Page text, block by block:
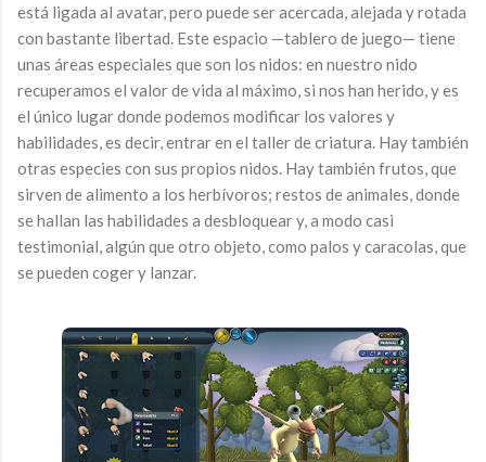
está ligada al avatar, pero puede ser acercada, alejada y rotada
con bastante libertad. Este espacio —tablero de juego— tiene
unas áreas especiales que son los nidos: en nuestro nido
recuperamos el valor de vida al máximo, si nos han herido, y es
el único lugar donde podemos modificar los valores y
habilidades, es decir, entrar en el taller de criatura. Hay también
otras especies con sus propios nidos. Hay también frutos, que
sirven de alimento a los herbívoros; restos de animales, donde
se hallan las habilidades a desbloquear y, a modo casi
testimonial, algún que otro objeto, como palos y caracolas, que
se pueden coger y lanzar.